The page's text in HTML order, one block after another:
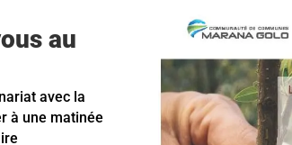
au
avec la
à une matinée